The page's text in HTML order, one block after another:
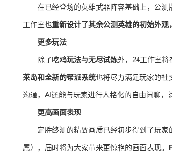
在已经登场的英雄武器阵容基础上，公测
工作室也重新设计了其余公测英雄的初始外观，
更多玩法
除了吃鸡玩法与无尽试炼外，24工作室将
莱岛和全新的帮派系统也将尽力满足玩家的社
沟通，AI还能与玩家进行人格化的自由闲聊，
更高画面表现
定胜终测的精致画质已经初步得到了玩
属），届时将为大家带来更惊艳的画面表现。